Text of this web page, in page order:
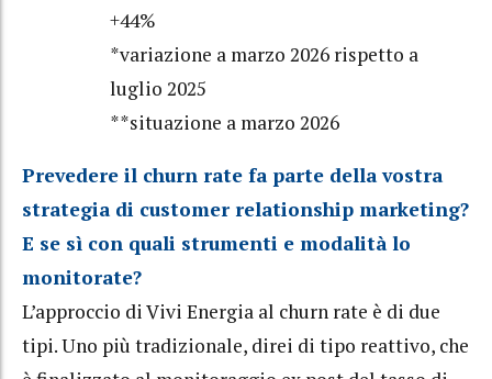
+44%
*variazione a marzo 2026 rispetto a
luglio 2025
**situazione a marzo 2026
Prevedere il churn rate fa parte della vostra
strategia di customer relationship marketing?
E se sì con quali strumenti e modalità lo
monitorate?
L’approccio di Vivi Energia al churn rate è di due
tipi. Uno più tradizionale, direi di tipo reattivo, che